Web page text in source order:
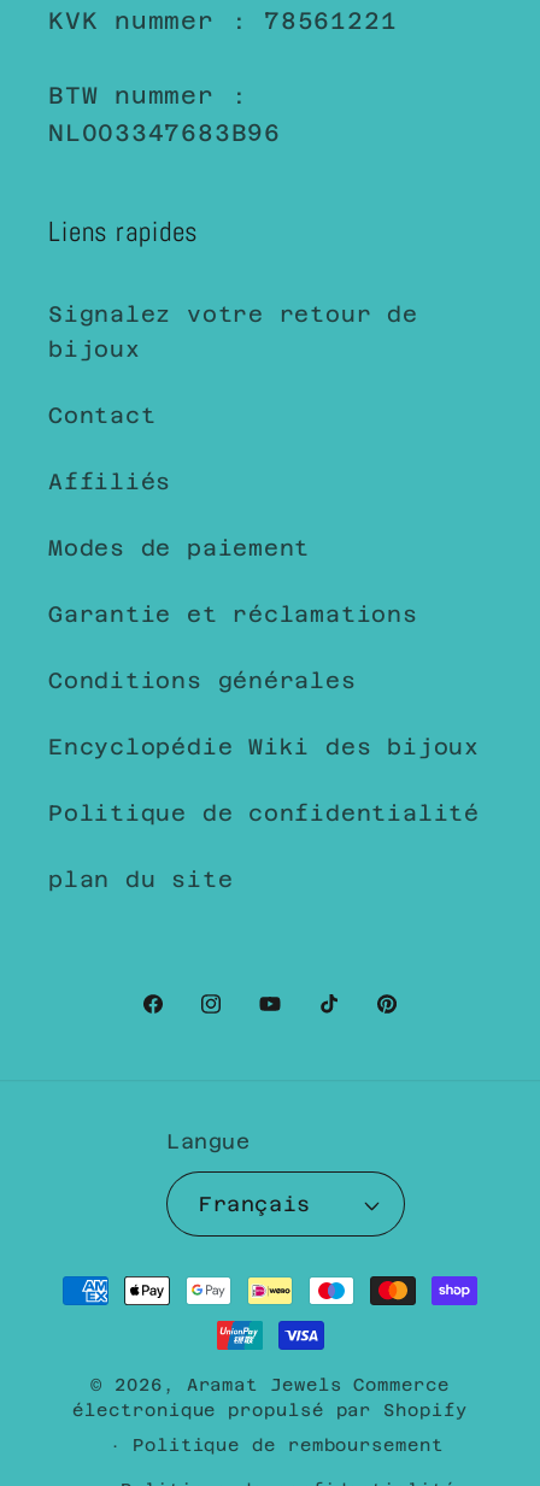
KVK nummer : 78561221
BTW nummer :
NL003347683B96
Liens rapides
Signalez votre retour de
bijoux
Contact
Affiliés
Modes de paiement
Garantie et réclamations
Conditions générales
Encyclopédie Wiki des bijoux
Politique de confidentialité
plan du site
Facebook
Instagram
YouTubeTikTokPinterest
Langue
Français
Moyens
© 2026, Aramat JewelsCommerce
électronique propulsé par Shopify
Politique de remboursement